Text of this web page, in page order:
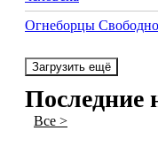
Огнеборцы
Загрузить ещё
Последние
Все >